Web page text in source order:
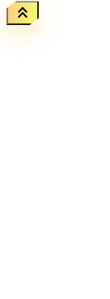
keyboard_double_arrow_up